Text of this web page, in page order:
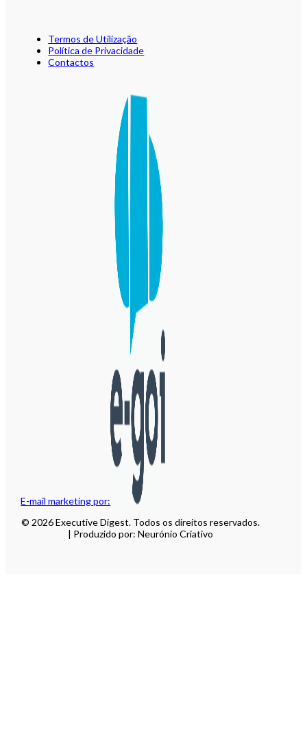
E-mail marketing por:
Termos de Utilização
Política de Privacidade
Contactos
© 2026 Executive Digest. Todos os direitos reservados.
| Produzido por: Neurónio Criativo